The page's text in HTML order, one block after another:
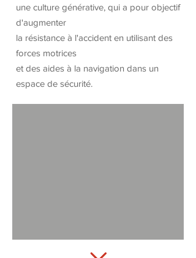
une culture générative, qui a pour objectif
d'augmenter
la résistance à l'accident en utilisant des
forces motrices
et des aides à la navigation dans un
espace de sécurité.